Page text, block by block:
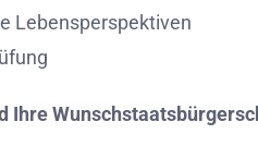
Lebensperspektiven
Ihre